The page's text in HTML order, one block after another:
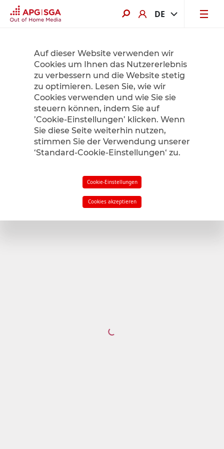
DE
Product Finder
Radius
Auf dieser Website verwenden wir
Cookies um Ihnen das Nutzererlebnis
zu verbessern und die Website stetig
zu optimieren. Lesen Sie, wie wir
Cookies verwenden und wie Sie sie
steuern können, indem Sie auf
’Cookie-Einstellungen’ klicken. Wenn
Sie diese Seite weiterhin nutzen,
stimmen Sie der Verwendung unserer
‘Standard-Cookie-Einstellungen‘ zu.
Cookie-Einstellungen
Cookies akzeptieren